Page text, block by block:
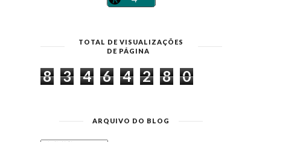
TOTAL DE VISUALIZAÇÕES
DE PÁGINA
8 3 4 6 4 2 8 0
ARQUIVO DO BLOG